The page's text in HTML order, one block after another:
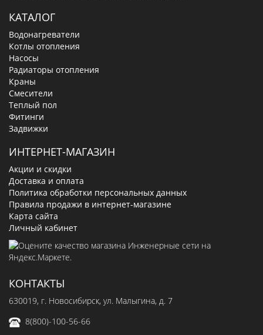
КАТАЛОГ
Водонагреватели
Котлы отопления
Насосы
Радиаторы отопления
Краны
Смесители
Теплый пол
Фитинги
Задвижки
ИНТЕРНЕТ-МАГАЗИН
Акции и скидки
Доставка и оплата
Политика обработки персональных данных
Правила продажи в интернет-магазине
Карта сайта
Личный кабинет
КОНТАКТЫ
630019, г. Новосибирск, ул. Малыгина, д. 7
8(800)-100-56-66